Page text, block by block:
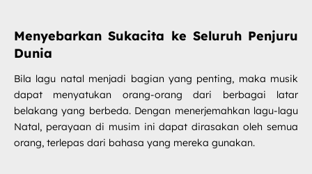
Menyebarkan Sukacita ke Seluruh Penjuru
Dunia
Bila lagu natal menjadi bagian yang penting, maka musik
dapat menyatukan orang-orang dari berbagai latar
belakang yang berbeda. Dengan menerjemahkan lagu-lagu
Natal, perayaan di musim ini dapat dirasakan oleh semua
orang, terlepas dari bahasa yang mereka gunakan.